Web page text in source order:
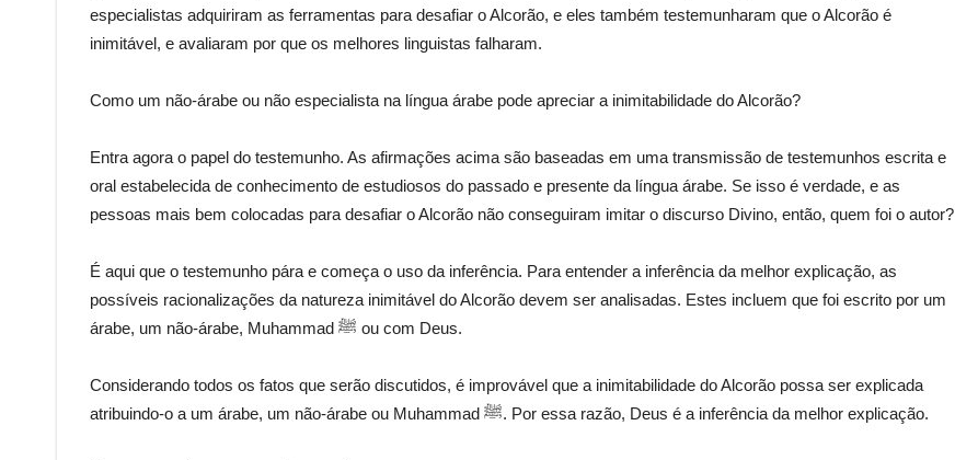
especialistas adquiriram as ferramentas para desafiar o Alcorão, e eles também testemunharam que o Alcorão é
inimitável, e avaliaram por que os melhores linguistas falharam.
Como um não-árabe ou não especialista na língua árabe pode apreciar a inimitabilidade do Alcorão?
Entra agora o papel do testemunho. As afirmações acima são baseadas em uma transmissão de testemunhos escrita e
oral estabelecida de conhecimento de estudiosos do passado e presente da língua árabe. Se isso é verdade, e as
pessoas mais bem colocadas para desafiar o Alcorão não conseguiram imitar o discurso Divino, então, quem foi o autor?
É aqui que o testemunho pára e começa o uso da inferência. Para entender a inferência da melhor explicação, as
possíveis racionalizações da natureza inimitável do Alcorão devem ser analisadas. Estes incluem que foi escrito por um
árabe, um não-árabe, Muhammad ﷺ ou com Deus.
Considerando todos os fatos que serão discutidos, é improvável que a inimitabilidade do Alcorão possa ser explicada
atribuindo-o a um árabe, um não-árabe ou Muhammad ﷺ. Por essa razão, Deus é a inferência da melhor explicação.